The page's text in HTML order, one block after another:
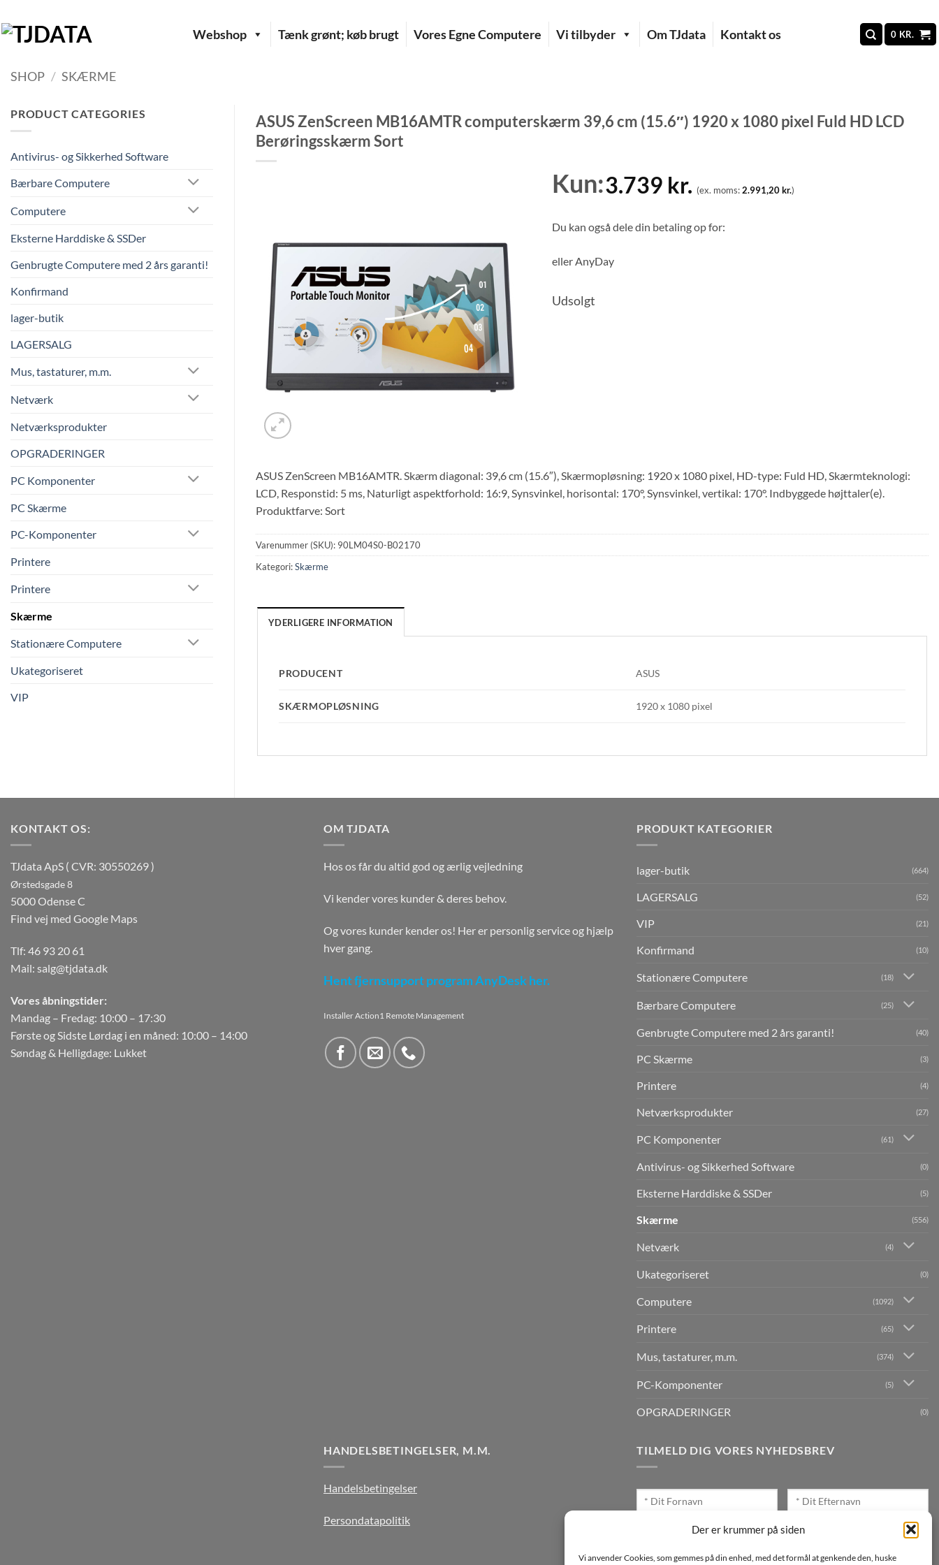
Der er krummer på siden
Vi anvender Cookies, som gemmes på din enhed, med det formål at genkende den, huske
til
indhold
Webshop Tænk grønt; køb brugt Vores Egne Computere Vi tilbyder Om TJdata Kontakt os 0 KR.
SHOP / SKÆRME
PRODUCT CATEGORIES
Antivirus- og Sikkerhed Software
Bærbare Computere
Computere
Eksterne Harddiske & SSDer
Genbrugte Computere med 2 års garanti!
Konfirmand
lager-butik
LAGERSALG
Mus, tastaturer, m.m.
Netværk
Netværksprodukter
OPGRADERINGER
PC Komponenter
PC Skærme
PC-Komponenter
Printere
Printere
Skærme
Stationære Computere
Ukategoriseret
VIP
ASUS ZenScreen MB16AMTR computerskærm 39,6 cm (15.6″) 1920 x 1080 pixel Fuld HD LCD
Berøringsskærm Sort
Kun:3.739 kr. (ex. moms:2.991,20kr.)
Du kan også dele din betaling op for:
ellerAnyDay
Udsolgt
ASUS ZenScreen MB16AMTR. Skærm diagonal: 39,6 cm (15.6″), Skærmopløsning: 1920 x 1080 pixel, HD-type: Fuld HD, Skærmteknologi:
LCD, Responstid: 5 ms, Naturligt aspektforhold: 16:9, Synsvinkel, horisontal: 170°, Synsvinkel, vertikal: 170°. Indbyggede højttaler(e).
Produktfarve: Sort
Varenummer (SKU): 90LM04S0-B02170
Kategori:Skærme
YDERLIGERE INFORMATION
PRODUCENT ASUS
SKÆRMOPLØSNING 1920 x 1080 pixel
KONTAKT OS:
TJdata ApS ( CVR: 30550269 )
Ørstedsgade 8
5000 Odense C
Find vej med Google Maps
Tlf: 46 93 20 61
Mail: salg@tjdata.dk
Vores åbningstider:
Mandag – Fredag: 10:00 – 17:30
Første og Sidste Lørdag i en måned: 10:00 – 14:00
Søndag & Helligdage: Lukket
OM TJDATA
Hos os får du altid god og ærlig vejledning
Vi kender vores kunder & deres behov.
Og vores kunder kender os! Her er personlig service og hjælp
hver gang.
Hent fjernsupport program AnyDesk her.
Installer Action1 Remote Management
PRODUKT KATEGORIER
lager-butik (664)
LAGERSALG (52)
VIP (21)
Konfirmand (10)
Stationære Computere (18)
Bærbare Computere (25)
Genbrugte Computere med 2 års garanti! (40)
PC Skærme (3)
Printere (4)
Netværksprodukter (27)
PC Komponenter (61)
Antivirus- og Sikkerhed Software (0)
Eksterne Harddiske & SSDer (5)
Skærme (556)
Netværk (4)
Ukategoriseret (0)
Computere (1092)
Printere (65)
Mus, tastaturer, m.m. (374)
PC-Komponenter (5)
OPGRADERINGER (0)
HANDELSBETINGELSER, M.M.
Handelsbetingelser
Persondatapolitik
TILMELD DIG VORES NYHEDSBREV